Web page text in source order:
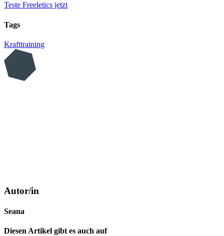
Teste Freeletics jetzt
Tags
Krafttraining
Autor/in
Seana
Diesen Artikel gibt es auch auf